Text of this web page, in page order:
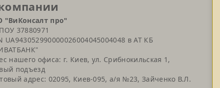
"ВиКонсалт про"
37880971
UA943052990000026004045004048 в АТ КБ
нашего офиса: г. Киев, ул. Срибнокильская 1,
подъезд
адрес: 02095, Киев-095, а/я №23, Зайченко В.Л.